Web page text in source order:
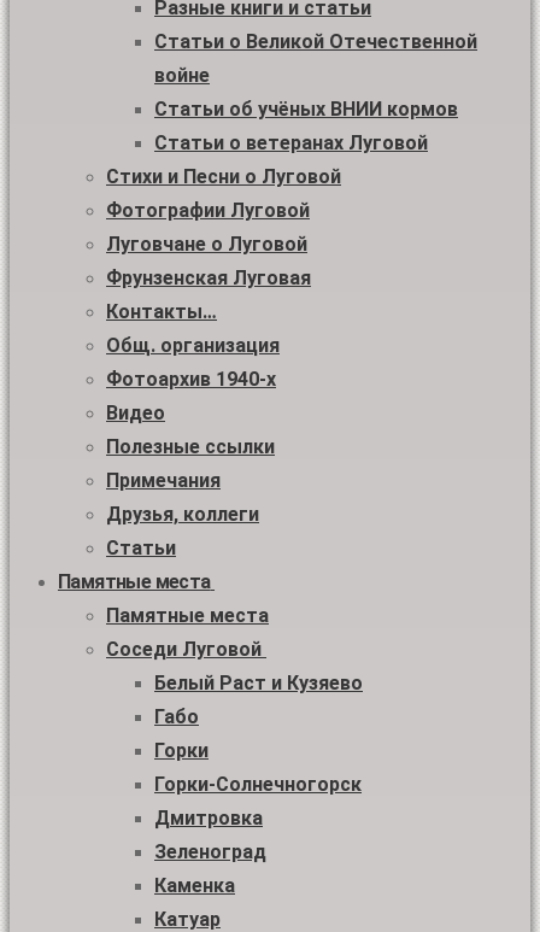
Разные книги и статьи
Статьи о Великой Отечественной
войне
Статьи об учёных ВНИИ кормов
Статьи о ветеранах Луговой
Стихи и Песни о Луговой
Фотографии Луговой
Луговчане о Луговой
Фрунзенская Луговая
Контакты…
Общ. организация
Фотоархив 1940-х
Видео
Полезные ссылки
Примечания
Друзья, коллеги
Статьи
Памятные места
Памятные места
Соседи Луговой
Белый Раст и Кузяево
Габо
Горки
Горки-Солнечногорск
Дмитровка
Зеленоград
Каменка
Катуар